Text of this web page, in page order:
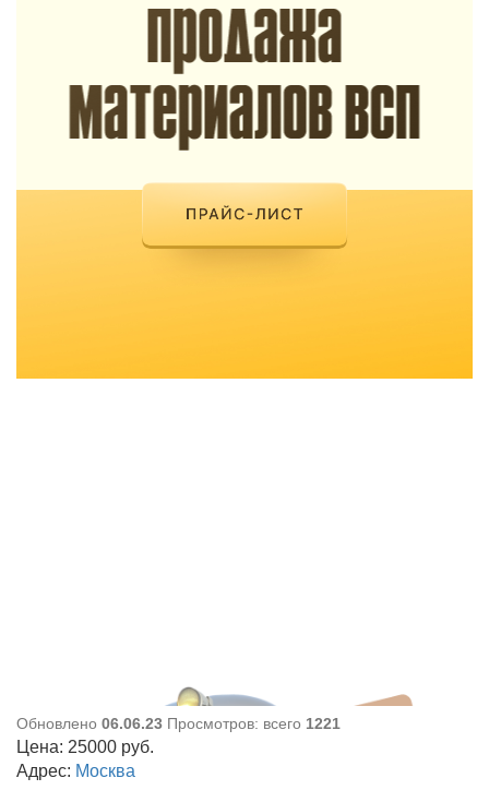
Обновлено 06.06.23 Просмотров: всего 1221
Цена: 25000 руб.
Адрес: Москва